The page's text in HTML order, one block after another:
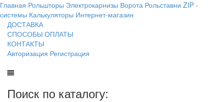
Главная Рольшторы Электрокарнизы Ворота Рольставни ZIP -
системы Калькуляторы Интернет-магазин
ДОСТАВКА
СПОСОБЫ ОПЛАТЫ
КОНТАКТЫ
Авторизация Регистрация
Поиск по каталогу: